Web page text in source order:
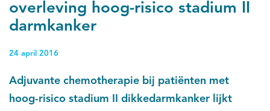
overleving hoog-risico stadium II
darmkanker
24 april 2016
Adjuvante chemotherapie bij patiënten met
hoog-risico stadium II dikkedarmkanker lijkt